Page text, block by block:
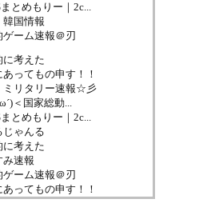
とめもりー｜2c...
韓国情報
ゲーム速報＠刃
に考えた
あってもの申す！！
ミリタリー速報☆彡
＜国家総動...
とめもりー｜2c...
じゃんる
に考えた
み速報
ゲーム速報＠刃
あってもの申す！！